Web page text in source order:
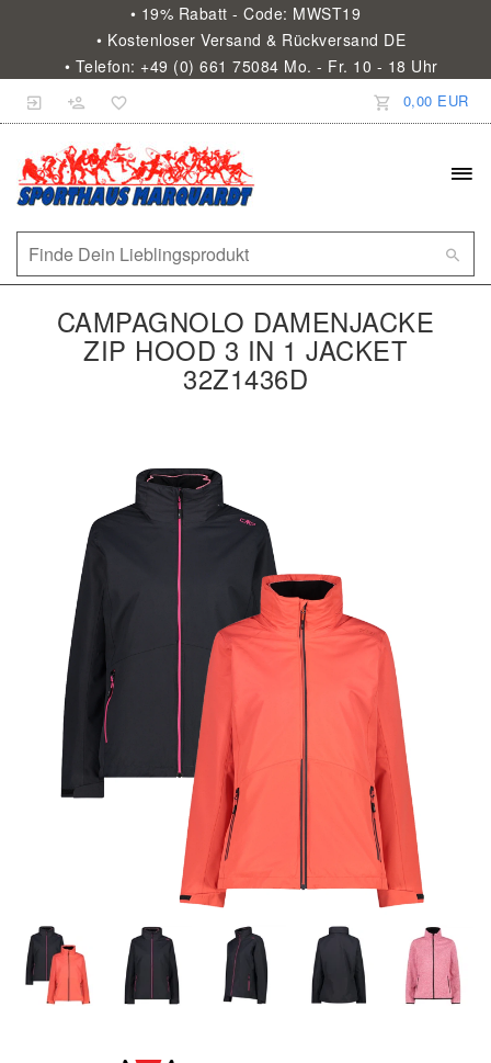
• 19% Rabatt - Code: MWST19
• Kostenloser Versand & Rückversand DE
• Telefon: +49 (0) 661 75084 Mo. - Fr. 10 - 18 Uhr
0,00 EUR
CAMPAGNOLO DAMENJACKE
ZIP HOOD 3 IN 1 JACKET
32Z1436D